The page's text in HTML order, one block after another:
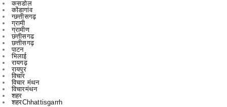
कसडोल
कोंडागांव
ग्छत्तीसगढ़
ग्रामी
ग्रामीण
छत्तीसगढ
छत्तीसगढ़
पाटन
भिलाई
रायगढ़
रायपुर
विचार
विचार मंथन
विचारमंथन
शहर
शहरChhattisgarrh